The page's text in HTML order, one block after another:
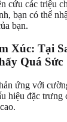
cứu các triệu
bạn có thể
bạn.
Xúc: Tại
Quá Sức
ứng với
hiệu đặc trưng